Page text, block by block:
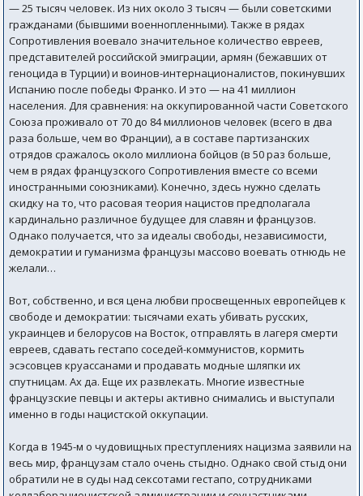
— 25 тысяч человек. Из них около 3 тысяч — были советскими
гражданами (бывшими военнопленными). Также в рядах
Сопротивления воевало значительное количество евреев,
представителей российской эмиграции, армян (бежавших от
геноцида в Турции) и воинов-интернационалистов, покинувших
Испанию после победы Франко. И это — на 41 миллион
населения. Для сравнения: на оккупированной части Советского
Союза проживало от 70 до 84 миллионов человек (всего в два
раза больше, чем во Франции), а в составе партизанских
отрядов сражалось около миллиона бойцов (в 50 раз больше,
чем в рядах французского Сопротивления вместе со всеми
иностранными союзниками). Конечно, здесь нужно сделать
скидку на то, что расовая теория нацистов предполагала
кардинально различное будущее для славян и французов.
Однако получается, что за идеалы свободы, независимости,
демократии и гуманизма французы массово воевать отнюдь не
желали…
Вот, собственно, и вся цена любви просвещенных европейцев к
свободе и демократии: тысячами ехать убивать русских,
украинцев и белорусов на Восток, отправлять в лагеря смерти
евреев, сдавать гестапо соседей-коммунистов, кормить
эсэсовцев круассанами и продавать модные шляпки их
спутницам. Ах да. Еще их развлекать. Многие известные
французские певцы и актеры активно снимались и выступали
именно в годы нацистской оккупации.
Когда в 1945-м о чудовищных преступлениях нацизма заявили на
весь мир, французам стало очень стыдно. Однако свой стыд они
обратили не в суды над сексотами гестапо, сотрудниками